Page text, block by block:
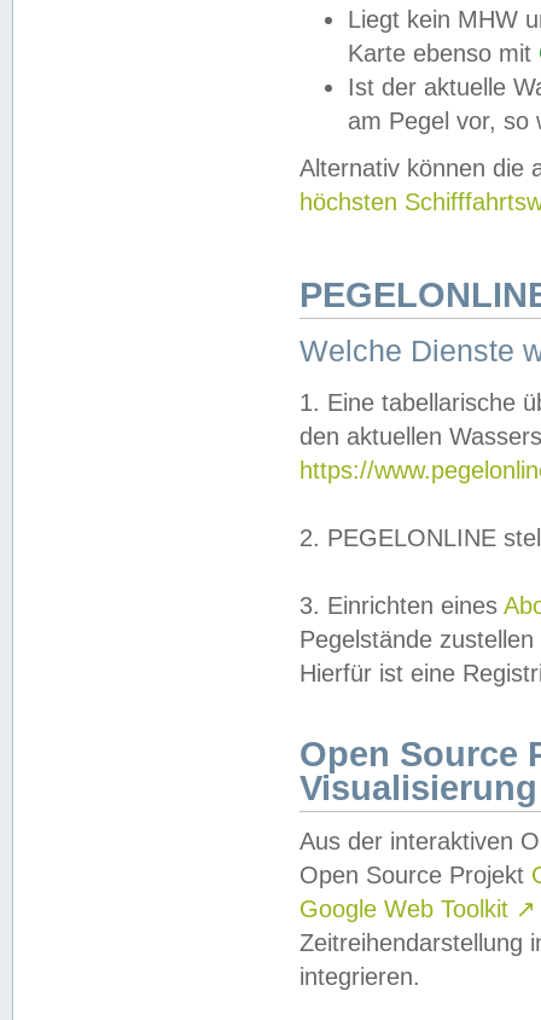
Liegt kein MHW
Karte ebenso mit
Ist der aktuelle
am Pegel vor,
Alternativ können die
höchsten
Welche Dienste
1. Eine tabellarische
den aktuellen
https://
2. PEGELONLINE
3. Einrichten eines
Pegelstände
Hierfür ist eine
Open Source
Visualisierung
Aus der interaktiven
Open Source Projekt
Google Web Toolkit ↗
Zeitreihendarstellung
integrieren.